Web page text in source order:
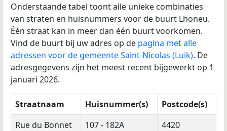
Onderstaande tabel toont alle unieke combinaties
van straten en huisnummers voor de buurt Lhoneu.
Één straat kan in meer dan één buurt voorkomen.
Vind de buurt bij uw adres op de pagina met alle
adressen voor de gemeente Saint-Nicolas (Luik). De
adresgegevens zijn het meest recent bijgewerkt op 1
januari 2026.
Straatnaam Huisnummer(s)
Postcode(s)
Rue du Bonnet
107 - 182A
4420